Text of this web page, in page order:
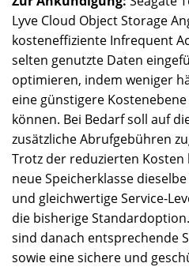
Lyve Cloud Object Storage
kosteneffiziente Infrequent
selten genutzte Daten
optimieren, indem weniger
eine günstigere
können. Bei Bedarf soll auf
zusätzliche Abrufgebühren
Trotz der reduzierten Kosten
neue Speicherklasse
und gleichwertige Service-
die bisherige
sind danach entsprechende
sowie eine sichere und